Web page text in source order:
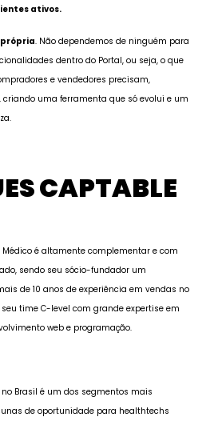
ativos.
. Não dependemos de ninguém para
dentro do Portal, ou seja, o que
e vendedores precisam,
uma ferramenta que só evolui e um
CAPTABLE
Médico é altamente complementar e com
sendo seu sócio-fundador um
de 10 anos de experiência em vendas no
time C-level com grande expertise em
web e programação.
Brasil é um dos segmentos mais
de oportunidade para healthtechs